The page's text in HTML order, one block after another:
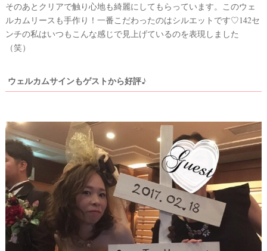
そのあとクリアで触り心地も綺麗にしてもらっています。このウェ
ルカムリースも手作り！一番こだわったのはシルエットです♡142セ
ンチの私はいつもこんな感じで見上げているのを表現しました
（笑）
ウェルカムサインもゲストから好評♪